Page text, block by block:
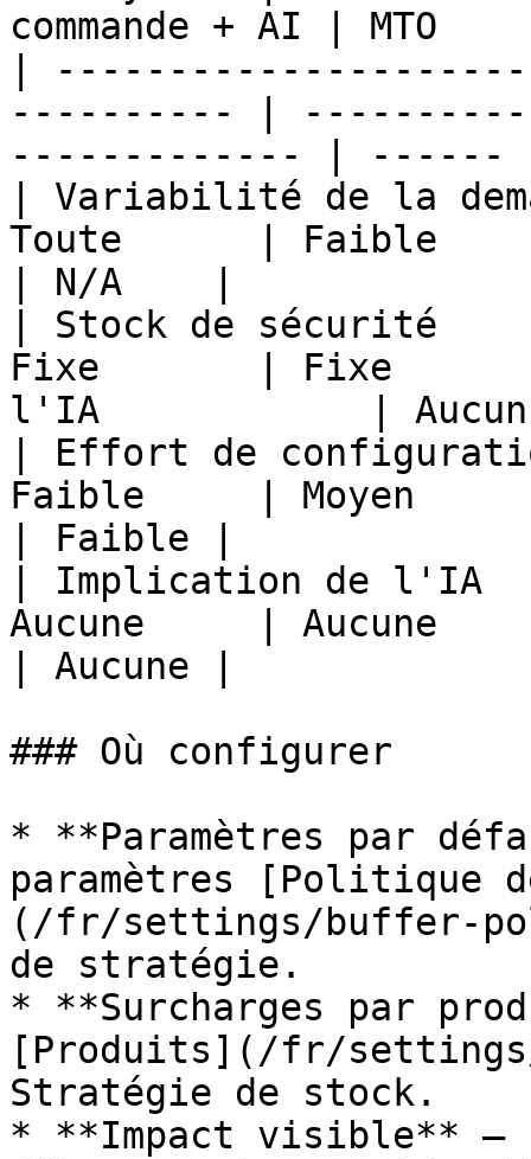
commande + AI | MTO
|
---------- |
------------- | ------
| Variabilité de la
Toute      | Faible
| N/A    |
| Stock de sécurité
Fixe       | Fixe
l'IA            |
| Effort de
Faible     | Moyen
| Faible |
| Implication de
Aucune     |
| Aucune |
### Où configurer
* **Paramètres par
paramètres [Politique
(/fr/settings/buffer-
de stratégie.
* **Surcharges par
[Produits](/fr/
Stratégie de stock.
* **Impact visible** —